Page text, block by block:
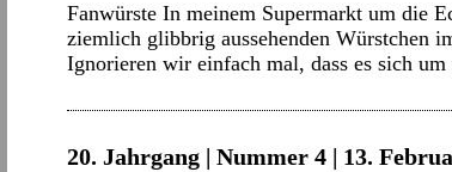
Fanwürste In meinem Supermarkt um die
ziemlich glibbrig aussehenden Würstchen
Ignorieren wir einfach mal, dass es sich
20. Jahrgang | Nummer 4 | 13.